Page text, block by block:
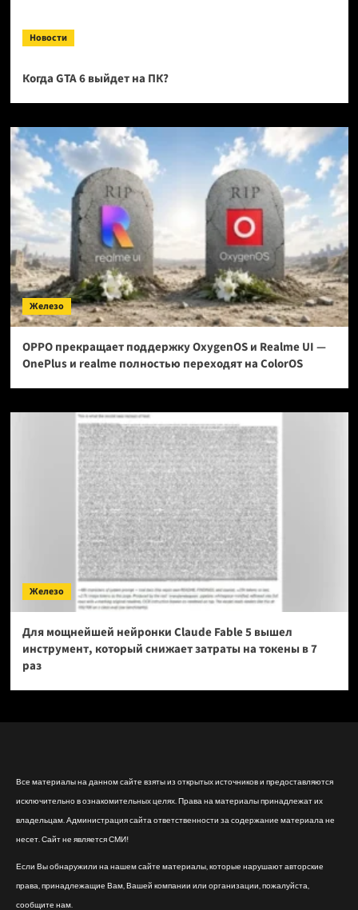
Новости
Когда GTA 6 выйдет на ПК?
Железо
OPPO прекращает поддержку OxygenOS и Realme UI —
OnePlus и realme полностью переходят на ColorOS
Железо
Для мощнейшей нейронки Claude Fable 5 вышел
инструмент, который снижает затраты на токены в 7
раз
Все материалы на данном сайте взяты из открытых источников и предоставляются
исключительно в ознакомительных целях. Права на материалы принадлежат их
владельцам. Администрация сайта ответственности за содержание материала не
несет. Сайт не является СМИ!
Если Вы обнаружили на нашем сайте материалы, которые нарушают авторские
права, принадлежащие Вам, Вашей компании или организации, пожалуйста,
сообщите нам.